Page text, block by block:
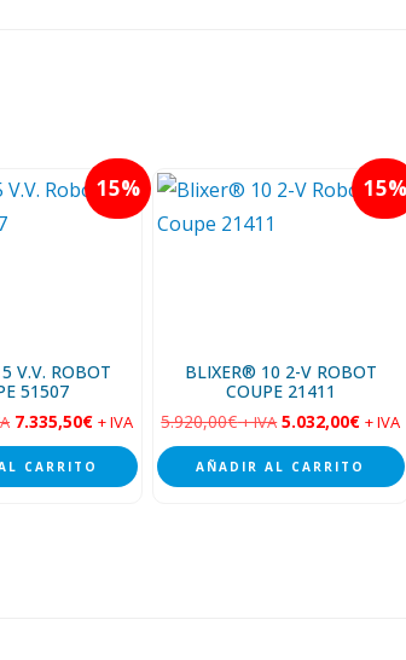
15
V.V. ROBOT
51507
7.335,50€ + IVA
CARRITO
15
BLIXER® 10 2-V ROBOT
COUPE 21411
5.920,00€ + IVA 5.032,00€ + IVA
AÑADIR AL CARRITO